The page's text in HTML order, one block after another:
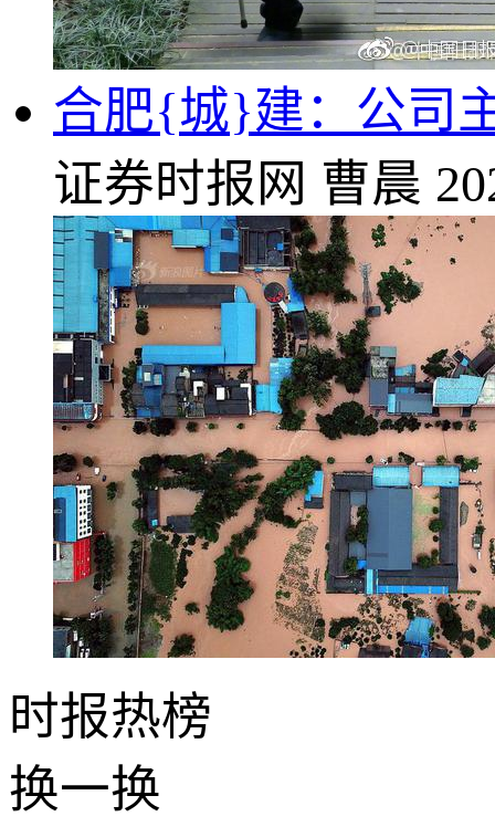
合肥{城}建：公司
证券时报网 曹晨
时报热榜
换一换